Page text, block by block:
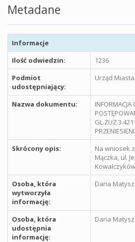
Metadane
Informacje
Ilość odwiedzin:
1236
Podmiot
udostępniający:
Urząd
Nazwa dokumentu:
INFORMACJA
Skrócony opis:
Na wniosek
Mączka, ul.
Osoba, która
wytworzyła
informację:
Daria
Osoba, która
udostępnia
informację:
Daria